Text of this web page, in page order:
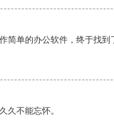
简单的办公软件，终于找
久不能忘怀。